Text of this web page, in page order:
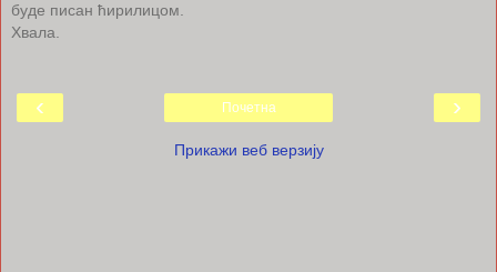
буде писан ћирилицом.
Хвала.
‹ ›
Почетна
Прикажи веб верзију